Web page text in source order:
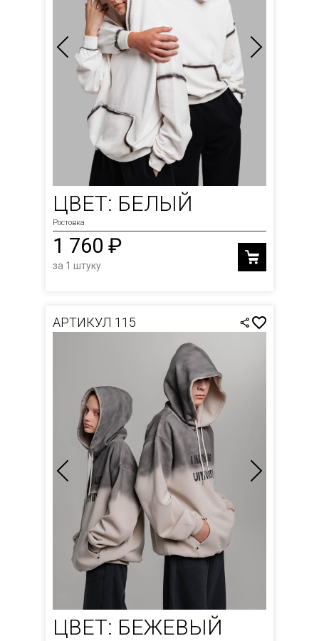
ЦВЕТ: БЕЛЫЙ
Ростовка
1 760 ₽
за 1 штуку
АРТИКУЛ 115
ЦВЕТ: БЕЖЕВЫЙ